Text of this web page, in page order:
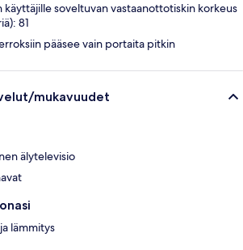
käyttäjille soveltuvan vastaanottotiskin korkeus
81
pääsee vain portaita pitkin
mukavuudet
älytelevisio
lämmitys